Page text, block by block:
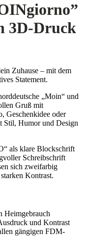
3D-Druck
Zuhause – mit dem
Statement.
„Moin“ und
Gruß mit
Geschenkidee oder
Stil, Humor und Design
als klare Blockschrift
Schreibschrift
sich zweifarbig
Kontrast.
Heimgebrauch
und Kontrast
gängigen FDM-